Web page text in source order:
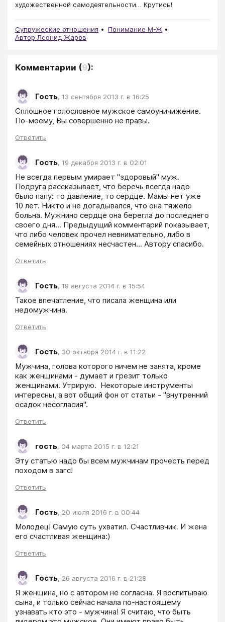
художественной самодеятельности… Крутись!
Супружеские отношения
Понимание М-Ж
Автор Леонид Жаров
Комментарии (9):
Гость, 13 сентября 2013 г. в 16:25
Сплошное голословное мужское самоуничижение.
По-моему, Вы совершенно не правы.
Ответить
Гость, 19 декабря 2013 г. в 02:01
Не всегда первым умирает "здоровый" муж.
Подруга рассказывает, что беречь всегда надо
было папу: то давление, то сердце. Мамы нет уже
10 лет. Никто и не догадывался, что она тяжело
больна. Мужнино сердце она берегла до последнего
своего дня... Предыдущий комментарий показывает,
что либо человек прочел невнимательно, либо в
семейных отношениях несчастен... Автору спасибо.
Ответить
Гость, 19 августа 2014 г. в 15:54
Такое впечатление, что писала женщина или
недомужчина.
Ответить
Гость, 30 октября 2014 г. в 11:22
Мужчина, голова которого ничем не занята, кроме
как женщинами - думает и грезит только
женщинами. Утрирую.  Некоторые инструменты
интересны, а вот общий фон от статьи - "внутренний
осадок несогласия".
Ответить
гость, 04 марта 2015 г. в 12:21
Эту статью надо бы всем мужчинам прочесть перед
походом в загс!
Ответить
Гость, 20 июля 2016 г. в 00:44
Молодец! Самую суть ухватил. Счастливчик. И жена
его счастливая женщина:)
Ответить
Гость, 26 августа 2016 г. в 21:28
Я женщина, но с автором не согласна. Я воспитываю
сына, и только сейчас начала по-настоящему
узнавать кто это - мужчина! Я считаю, что быть